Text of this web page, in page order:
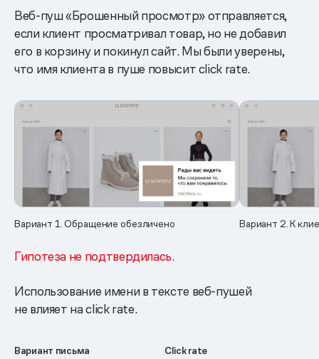
Веб-пуш «Брошенный просмотр» отправляется,
если клиент просматривал товар, но не добавил
его в корзину и покинул сайт. Мы были уверены,
что имя клиента в пуше повысит click rate.
Вариант 1. Обращение обезличено Вариант 2. К
Гипотеза не подтвердилась.
Использование имени в тексте веб-пушей
не влияет на click rate.
Вариант письма Click rate